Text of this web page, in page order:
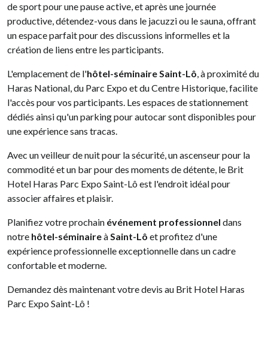
de sport pour une pause active, et après une journée
productive, détendez-vous dans le jacuzzi ou le sauna, offrant
un espace parfait pour des discussions informelles et la
création de liens entre les participants.
L'emplacement de l'hôtel-séminaire Saint-Lô, à proximité du
Haras National, du Parc Expo et du Centre Historique, facilite
l'accès pour vos participants. Les espaces de stationnement
dédiés ainsi qu'un parking pour autocar sont disponibles pour
une expérience sans tracas.
Avec un veilleur de nuit pour la sécurité, un ascenseur pour la
commodité et un bar pour des moments de détente, le Brit
Hotel Haras Parc Expo Saint-Lô est l'endroit idéal pour
associer affaires et plaisir.
Planifiez votre prochain événement professionnel dans
notre hôtel-séminaireàSaint-Lô et profitez d'une
expérience professionnelle exceptionnelle dans un cadre
confortable et moderne.
Demandez dès maintenant votre devis au Brit Hotel Haras
Parc Expo Saint-Lô !